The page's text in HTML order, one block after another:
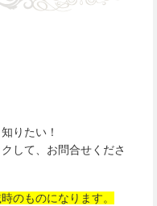
りたい！
して、お問合せくださ
のものになります。